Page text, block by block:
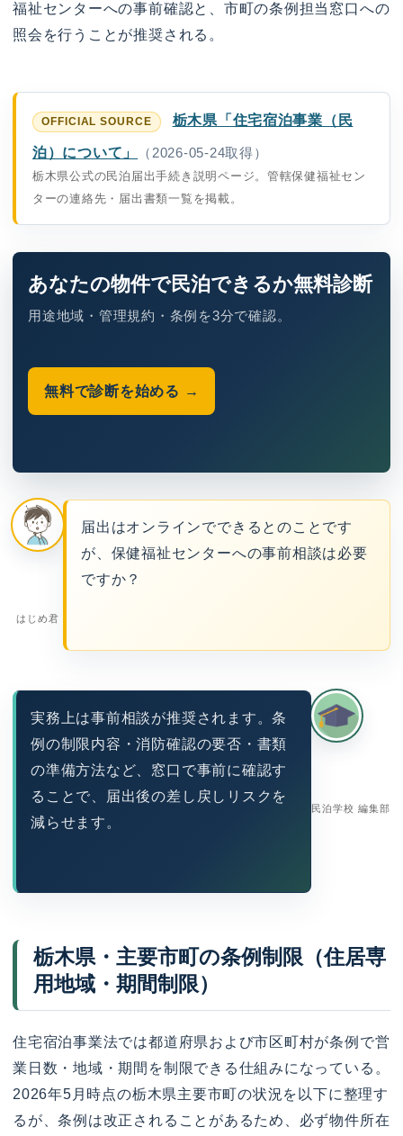
福祉センターへの事前確認と、市町の条例担当窓口への
照会を行うことが推奨される。
栃木県「住宅宿泊事業（民
泊）について」
（2026-05-24取得）
栃木県公式の民泊届出手続き説明ページ。管轄保健福祉セン
ターの連絡先・届出書類一覧を掲載。
あなたの物件で民泊できるか無料診断
用途地域・管理規約・条例を3分で確認。
無料で診断を始める →
はじめ君
届出はオンラインでできるとのことです
が、保健福祉センターへの事前相談は必要
ですか？
民泊学校 編集部
実務上は事前相談が推奨されます。条
例の制限内容・消防確認の要否・書類
の準備方法など、窓口で事前に確認す
ることで、届出後の差し戻しリスクを
減らせます。
栃木県・主要市町の条例制限（住居専
用地域・期間制限）
住宅宿泊事業法では都道府県および市区町村が条例で営
業日数・地域・期間を制限できる仕組みになっている。
2026年5月時点の栃木県主要市町の状況を以下に整理す
るが、条例は改正されることがあるため、必ず物件所在